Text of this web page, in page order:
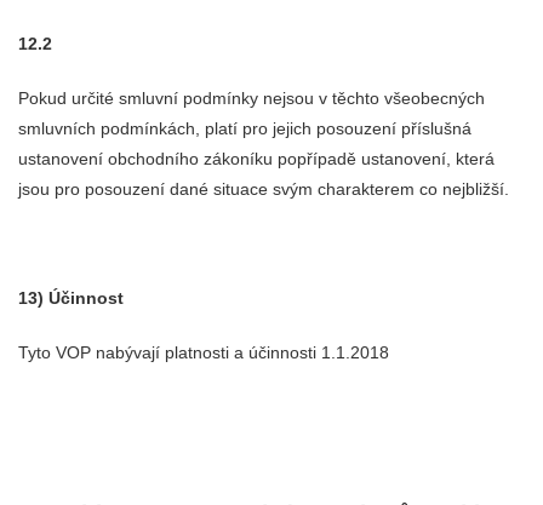
12.2
Pokud určité smluvní podmínky nejsou v těchto všeobecných
smluvních podmínkách, platí pro jejich posouzení příslušná
ustanovení obchodního zákoníku popřípadě ustanovení, která
jsou pro posouzení dané situace svým charakterem co nejbližší.
13) Účinnost
Tyto VOP nabývají platnosti a účinnosti 1.1.2018